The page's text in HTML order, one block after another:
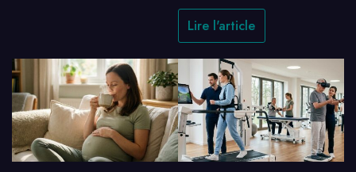
Lire l'article